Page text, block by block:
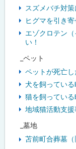
スズメバチ対
ヒグマを引き
エゾクロテン（
い！
_ペット
ペットが死亡し
犬を飼ってい
猫を飼ってい
地域猫活動支
_墓地
苫前町合葬墓